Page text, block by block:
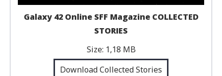
Galaxy 42 Online SFF Magazine COLLECTED
STORIES
Size: 1,18 MB
Download Collected Stories